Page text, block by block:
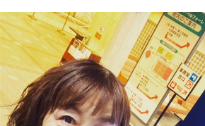
MG研修
最新ブログ
会社概要
アクセス